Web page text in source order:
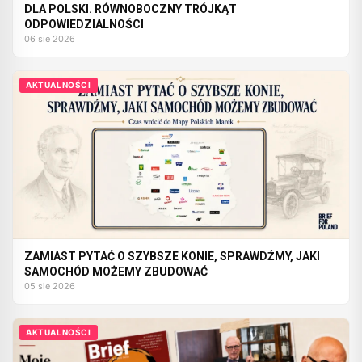
DLA POLSKI. RÓWNOBOCZNY TRÓJKĄT
ODPOWIEDZIALNOŚCI
06 sie 2026
AKTUALNOŚCI
ZAMIAST PYTAĆ O SZYBSZE KONIE, SPRAWDŹMY, JAKI
SAMOCHÓD MOŻEMY ZBUDOWAĆ
05 sie 2026
AKTUALNOŚCI